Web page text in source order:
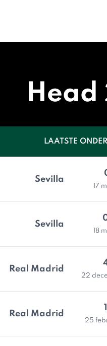
Head
LAATSTE
Sevilla
17
Sevilla
18
Real Madrid
22
Real Madrid
25